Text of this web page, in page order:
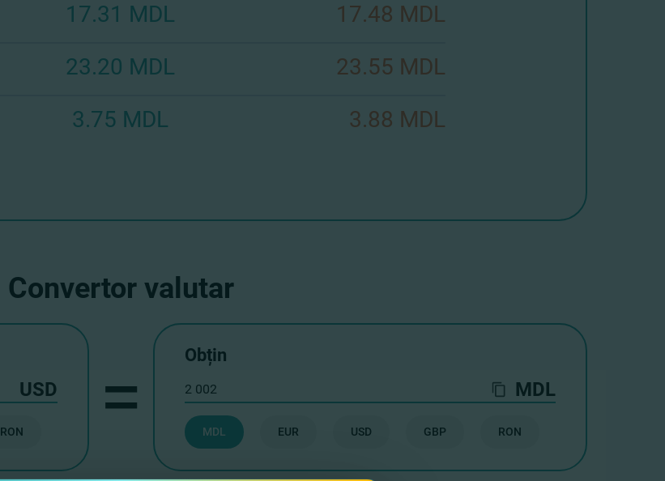
17.31 MDL
17.48 MDL
23.20 MDL
23.55 MDL
3.75 MDL 3.88 MDL
Convertor valutar
USD
RON = Obțin
MDL
MDL EUR USD GBP RON